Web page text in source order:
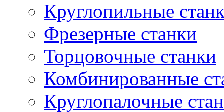
Круглопильные
Фрезерные станки
Торцовочные станки
Комбинированные
Круглопалочные